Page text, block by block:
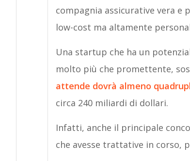
compagnia assicurative vera e
low-cost ma altamente
Una startup che ha un
molto più che promettente,
attende dovrà almeno
circa 240 miliardi di dollari.
Infatti, anche il principale
che avesse trattative in corso,